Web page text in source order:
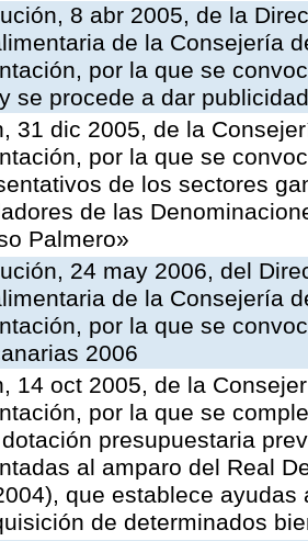
8 abr 2005, de la
de la Consejería
por la que se
se procede a dar
31 dic 2005, de la
por la que se
de los sectores
de las
Palmero»
24 may 2006, del
de la Consejería
por la que se
2006
14 oct 2005, de la
por la que se
presupuestaria
al amparo del Real
que establece
de determinados